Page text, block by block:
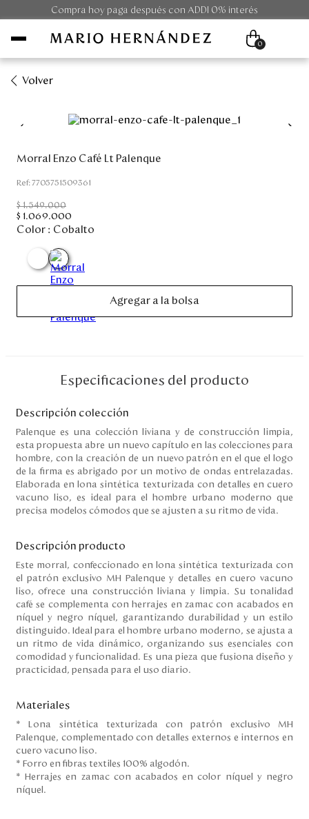
Compra hoy paga después con ADDI 0% interés
Unisex
Viaje
Colecciones
Outlet
Disney
Servicio al cliente
Nuestras Tiendas
Costa Rica
Panamá
USA
Venezuela
0
Volver
Morral Enzo Café Lt Palenque
:7705751509361
$ 1.549.000
$ 1 .069.000
Color : Cobalto
Agregar a la bolsa
Especificaciones del producto
Descripción colección
Palenque es una colección liviana y de construcción limpia,
esta propuesta abre un nuevo capítulo en las colecciones para
hombre, con la creación de un nuevo patrón en el que el logo
de la firma es abrigado por un motivo de ondas entrelazadas.
Elaborada en lona sintética texturizada con detalles en cuero
vacuno liso, es ideal para el hombre urbano moderno que
precisa modelos cómodos que se ajusten a su ritmo de vida.
Descripción producto
Este morral, confeccionado en lona sintética texturizada con
el patrón exclusivo MH Palenque y detalles en cuero vacuno
liso, ofrece una construcción liviana y limpia. Su tonalidad
café se complementa con herrajes en zamac con acabados en
níquel y negro níquel, garantizando durabilidad y un estilo
distinguido. Ideal para el hombre urbano moderno, se ajusta a
un ritmo de vida dinámico, organizando sus esenciales con
comodidad y funcionalidad. Es una pieza que fusiona diseño y
practicidad, pensada para el uso diario.
Materiales
* Lona sintética texturizada con patrón exclusivo MH
Palenque, complementado con detalles externos e internos en
cuero vacuno liso.
* Forro en fibras textiles 100% algodón.
* Herrajes en zamac con acabados en color níquel y negro
níquel.